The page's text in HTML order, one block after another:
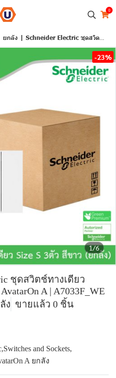
0
ยกลัง | Schneider Electric ชุดสวิตช์ทางเดียวขนาด 3 ช่อง สีขาว รุ่น AvatarOn A | A7033F_WE
1/6
-23%
ชุดสวิตช์ทางเดียว
A | A7033F_WE
ง ขายแล้ว 0 ชิ้น
,Switches and Sockets,
A ยกลัง